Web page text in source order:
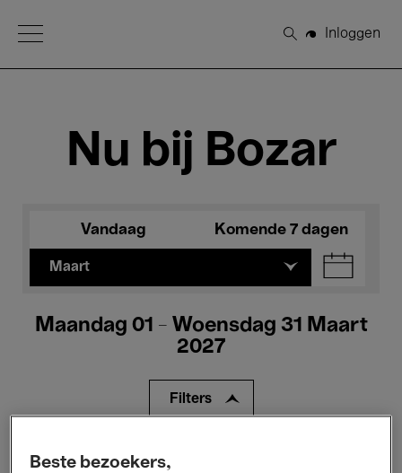
Open Menu
Zoeken
Inloggen
Nu bij Bozar
Vandaag Komende 7 dagen
Maart
Maandag 01 - Woensdag 31 Maart
2027
Filters
Alle evenementen
Beste bezoekers,